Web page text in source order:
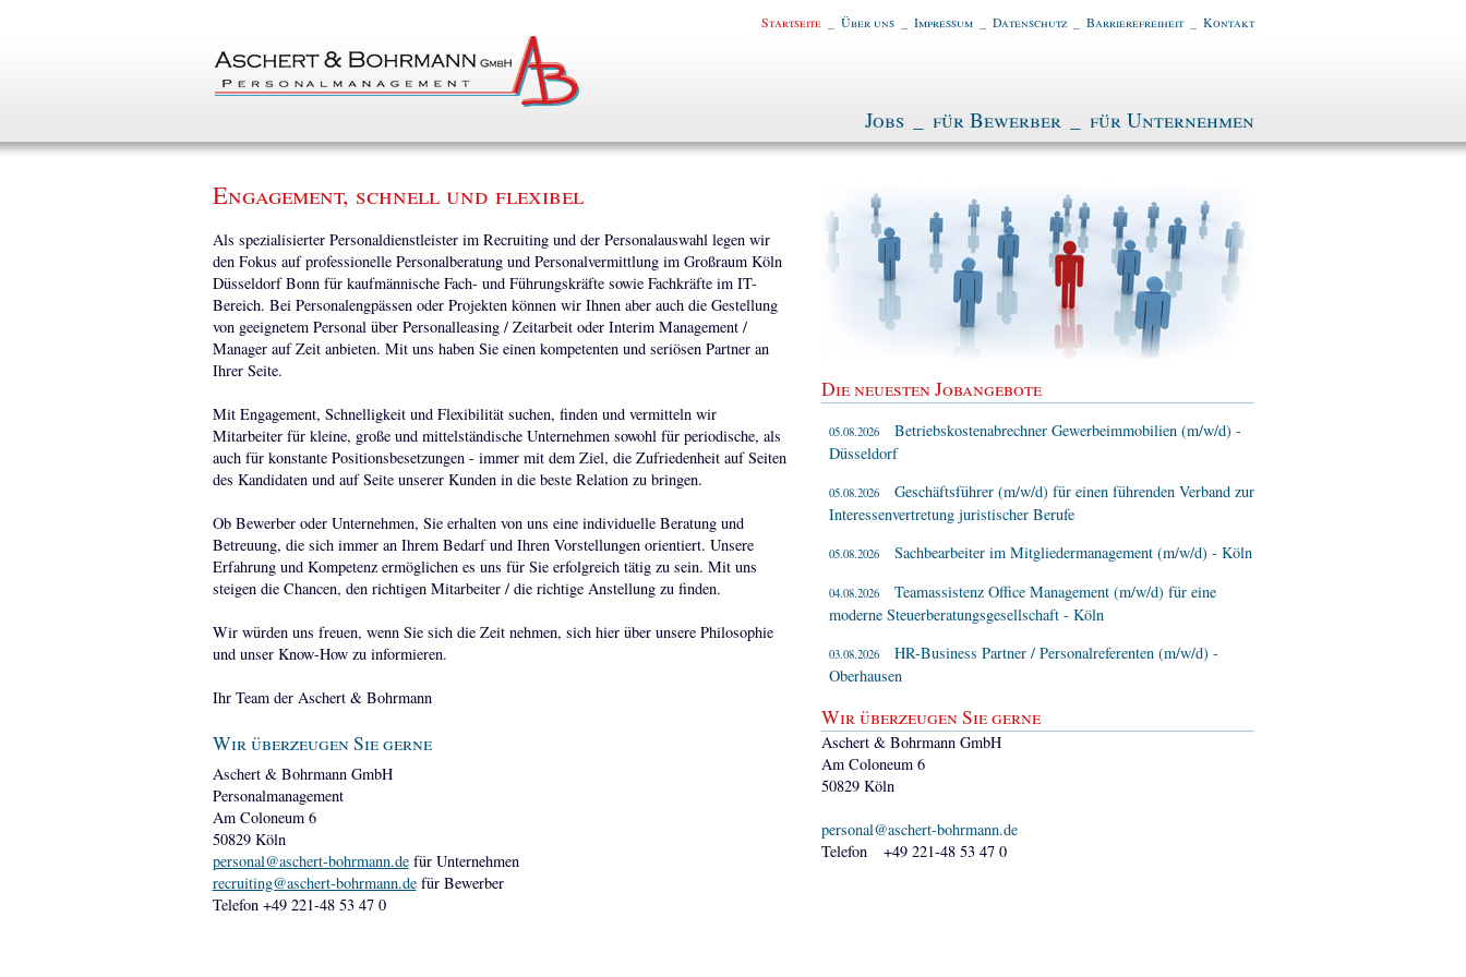
Startseite Über uns Impressum Datenschutz Barrierefreiheit Kontakt
Jobs für Bewerber für Unternehmen
Engagement, schnell und flexibel
Als spezialisierter Personaldienstleister im Recruiting und der Personalauswahl legen wir
den Fokus auf professionelle Personalberatung und Personalvermittlung im Großraum Köln
Düsseldorf Bonn für kaufmännische Fach- und Führungskräfte sowie Fachkräfte im IT-
Bereich. Bei Personalengpässen oder Projekten können wir Ihnen aber auch die Gestellung
von geeignetem Personal über Personalleasing / Zeitarbeit oder Interim Management /
Manager auf Zeit anbieten. Mit uns haben Sie einen kompetenten und seriösen Partner an
Ihrer Seite.
Mit Engagement, Schnelligkeit und Flexibilität suchen, finden und vermitteln wir
Mitarbeiter für kleine, große und mittelständische Unternehmen sowohl für periodische, als
auch für konstante Positionsbesetzungen - immer mit dem Ziel, die Zufriedenheit auf Seiten
des Kandidaten und auf Seite unserer Kunden in die beste Relation zu bringen.
Ob Bewerber oder Unternehmen, Sie erhalten von uns eine individuelle Beratung und
Betreuung, die sich immer an Ihrem Bedarf und Ihren Vorstellungen orientiert. Unsere
Erfahrung und Kompetenz ermöglichen es uns für Sie erfolgreich tätig zu sein. Mit uns
steigen die Chancen, den richtigen Mitarbeiter / die richtige Anstellung zu finden.
Wir würden uns freuen, wenn Sie sich die Zeit nehmen, sich hier über unsere Philosophie
und unser Know-How zu informieren.
Ihr Team der Aschert & Bohrmann
Wir überzeugen Sie gerne
Aschert & Bohrmann GmbH
Personalmanagement
Am Coloneum 6
50829 Köln
personal@aschert-bohrmann.defür Unternehmen
recruiting@aschert-bohrmann.defür Bewerber
Telefon +49 221-48 53 47 0
Die neuesten Jobangebote
05.08.2026
Betriebskostenabrechner Gewerbeimmobilien (m/w/d) -
Düsseldorf
05.08.2026
Geschäftsführer (m/w/d) für einen führenden Verband zur
Interessenvertretung juristischer Berufe
05.08.2026 Sachbearbeiter im Mitgliedermanagement (m/w/d) - Köln
04.08.2026
Teamassistenz Office Management (m/w/d) für eine
moderne Steuerberatungsgesellschaft - Köln
03.08.2026
HR-Business Partner / Personalreferenten (m/w/d) -
Oberhausen
Wir überzeugen Sie gerne
Aschert & Bohrmann GmbH
Am Coloneum 6
50829 Köln
personal@aschert-bohrmann.de
Telefon +49 221-48 53 47 0